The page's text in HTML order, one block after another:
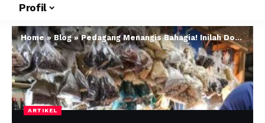
Profil
Home»Blog»Pedagang Menangis Bahagia! Inilah Doa Ampuh Penarik Pembeli dari Segala Penjuru, Dijamin Dagangan Laris Manis!
ARTIKEL